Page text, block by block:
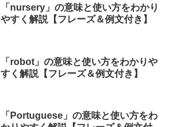
「nursery」の意味と使い方をわかり
やすく解説【フレーズ＆例文付き】
「robot」の意味と使い方をわかりや
すく解説【フレーズ＆例文付き】
「Portuguese」の意味と使い方をわ